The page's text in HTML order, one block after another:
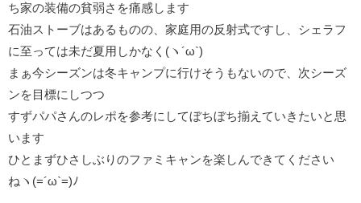
ち家の装備の貧弱さを痛感します
石油ストーブはあるものの、家庭用の反射式ですし、シェラフ
に至っては未だ夏用しかなく(ヽ´ω`)
まぁ今シーズンは冬キャンプに行けそうもないので、次シーズ
ンを目標にしつつ
すずパパさんのレポを参考にしてぼちぼち揃えていきたいと思
います
ひとまずひさしぶりのファミキャンを楽しんできてください
ねヽ(=´ω`=)ﾉ